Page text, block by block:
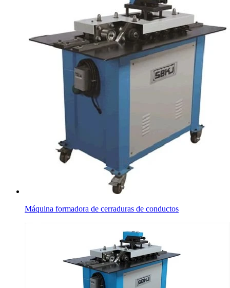
Máquina formadora de cerraduras de conductos